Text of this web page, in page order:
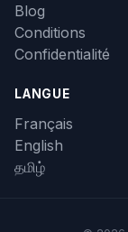
Blog
Conditions
Confidentialité
LANGUE
Français
English
தமிழ்